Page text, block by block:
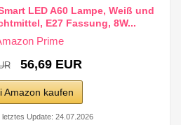
LED A60 Lampe, Weiß und
E27 Fassung, 8W...
56,69 EUR
Amazon kaufen
letztes Update: 24.07.2026